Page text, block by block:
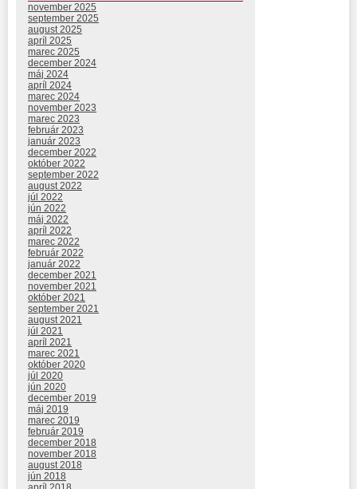
november 2025
september 2025
august 2025
apríl 2025
marec 2025
december 2024
máj 2024
apríl 2024
marec 2024
november 2023
marec 2023
február 2023
január 2023
december 2022
október 2022
september 2022
august 2022
júl 2022
jún 2022
máj 2022
apríl 2022
marec 2022
február 2022
január 2022
december 2021
november 2021
október 2021
september 2021
august 2021
júl 2021
apríl 2021
marec 2021
október 2020
júl 2020
jún 2020
december 2019
máj 2019
marec 2019
február 2019
december 2018
november 2018
august 2018
jún 2018